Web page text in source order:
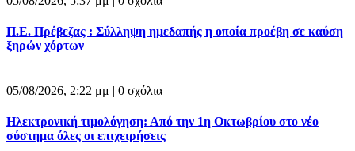
Π.Ε. Πρέβεζας : Σύλληψη ημεδαπής η οποία προέβη σε καύση
ξηρών χόρτων
05/08/2026, 2:22 μμ | 0 σχόλια
Ηλεκτρονική τιμολόγηση: Από την 1η Οκτωβρίου στο νέο
σύστημα όλες οι επιχειρήσεις